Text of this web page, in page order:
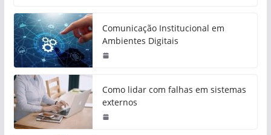
Comunicação Institucional em
Ambientes Digitais
Como lidar com falhas em sistemas
externos